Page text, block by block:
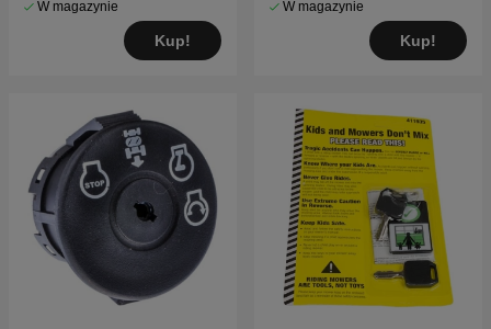
W magazynie
Kup!
W magazynie
Kup!